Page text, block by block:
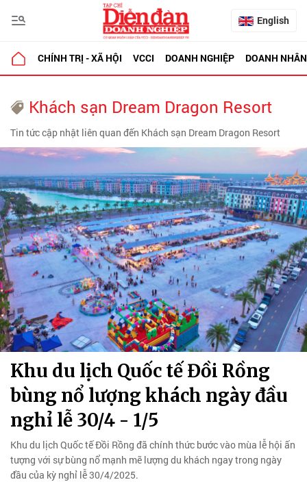
English
CHÍNH TRỊ - XÃ HỘI VCCI DOANH NGHIỆP DOANH NHÂN
Khách sạn Dream Dragon Resort
Tin tức cập nhật liên quan đến Khách sạn Dream Dragon Resort
Khu du lịch Quốc tế Đồi Rồng
bùng nổ lượng khách ngày đầu
nghỉ lễ 30/4 - 1/5
Khu du lịch Quốc tế Đồi Rồng đã chính thức bước vào mùa lễ hội ấn
tượng với sự bùng nổ mạnh mẽ lượng du khách ngay trong ngày
đầu của kỳ nghỉ lễ 30/4/2025.